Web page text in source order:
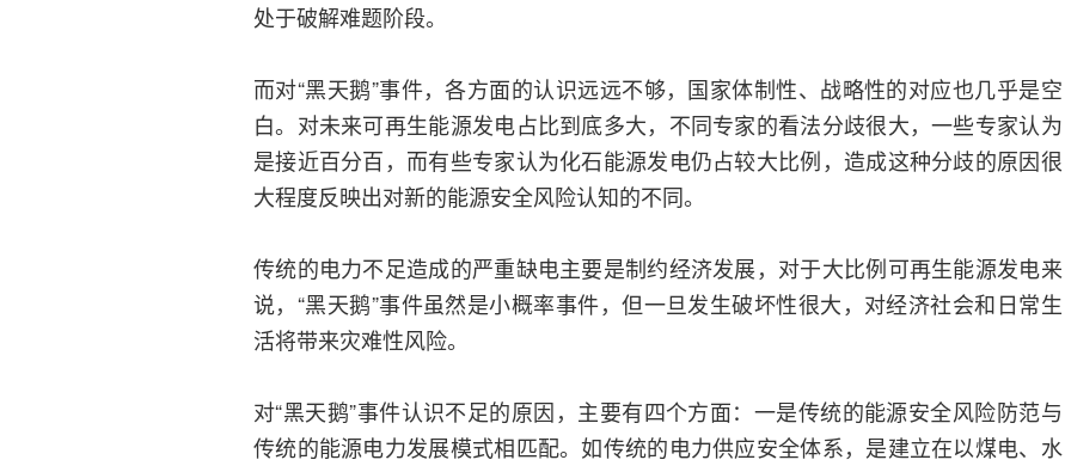
处于破解难题阶段。
而对“黑天鹅”事件，各方面的认识远远不够，国家体制性、战略性的对应也几乎是空
白。对未来可再生能源发电占比到底多大，不同专家的看法分歧很大，一些专家认为
是接近百分百，而有些专家认为化石能源发电仍占较大比例，造成这种分歧的原因很
大程度反映出对新的能源安全风险认知的不同。
传统的电力不足造成的严重缺电主要是制约经济发展，对于大比例可再生能源发电来
说，“黑天鹅”事件虽然是小概率事件，但一旦发生破坏性很大，对经济社会和日常生
活将带来灾难性风险。
对“黑天鹅”事件认识不足的原因，主要有四个方面：一是传统的能源安全风险防范与
传统的能源电力发展模式相匹配。如传统的电力供应安全体系，是建立在以煤电、水